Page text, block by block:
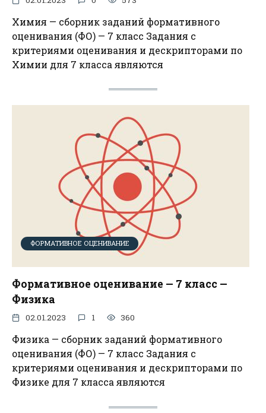
Химия — сборник заданий формативного
оценивания (ФО) — 7 класс Задания с
критериями оценивания и дескрипторами по
Химии для 7 класса являются
ФОРМАТИВНОЕ ОЦЕНИВАНИЕ
Формативное оценивание — 7 класс —
Физика
02.01.2023 1 360
Физика — сборник заданий формативного
оценивания (ФО) — 7 класс Задания с
критериями оценивания и дескрипторами по
Физике для 7 класса являются